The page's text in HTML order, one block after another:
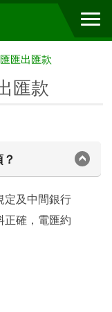
匯出匯款
匯款
定及中間銀行
正確，電匯約